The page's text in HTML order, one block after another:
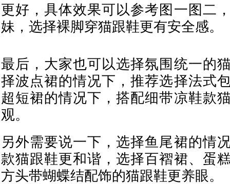
更好，具体效果可以参考图一图二
妹，选择裸脚穿猫跟鞋更有安全感。
最后，大家也可以选择氛围统一的
择波点裙的情况下，推荐选择法式
超短裙的情况下，搭配细带凉鞋款
观。
另外需要说一下，选择鱼尾裙的情
款猫跟鞋更和谐，选择百褶裙、蛋
方头带蝴蝶结配饰的猫跟鞋更养眼。